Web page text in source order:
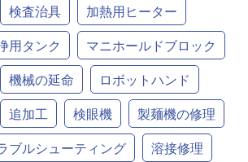
検査治具
加熱用ヒーター
用タンク
マニホールドブロック
機械の延命
ロボットハンド
追加工 検眼機
製麺機の修理
ブルシューティング
溶接修理